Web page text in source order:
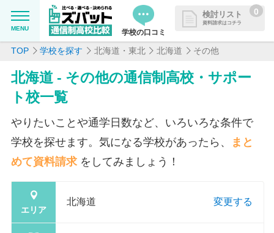
MENU 学校の口コミ
検討リスト
資料請求はコチラ
0
追加した学校を一覧で確認・まと
MENU
学校を探したい
通信制高校について知りたい
はじめての方へ
よくある質問
掲載を希望される学校様へ
TOP 学校を探す 北海道・東北 北海道 その他
北海道 - その他の通信制高校・サポー
ト校一覧
やりたいことや通学日数など、いろいろな条件で
学校を探せます。気になる学校があったら、
まと
めて資料請求をしてみましょう！
エリア
北海道 変更する